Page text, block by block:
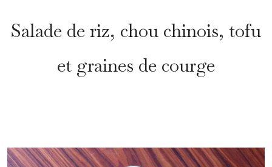
Salade de riz, chou chinois, tofu
et graines de courge